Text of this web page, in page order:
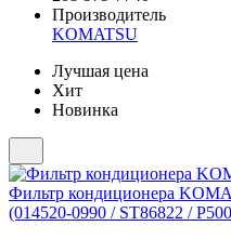
Производитель
KOMATSU
Лучшая цена
Хит
Новинка
Фильтр кондиционера
(014520-0990 / ST86822 /